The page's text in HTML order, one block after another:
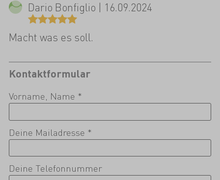
Dario Bonfiglio | 16.09.2024
Macht was es soll.
Kontaktformular
Vorname, Name *
Deine Mailadresse *
Deine Telefonnummer